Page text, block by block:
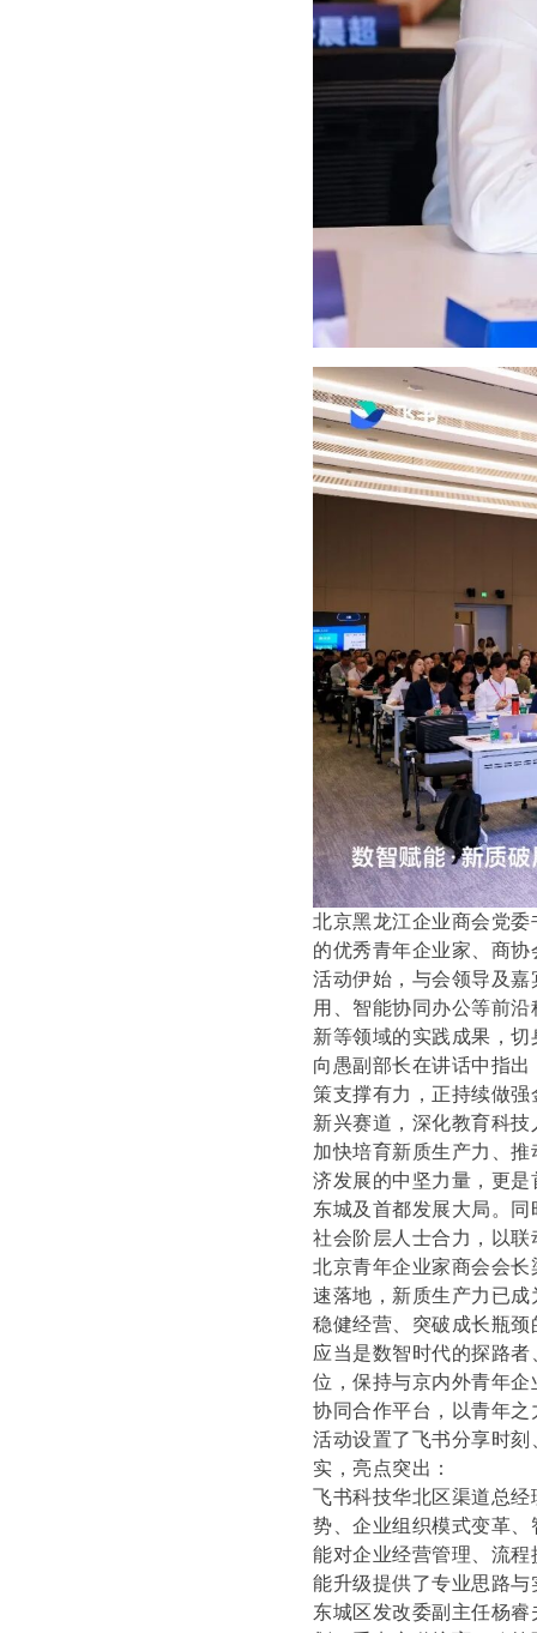
北京黑龙江企业商会党
的优秀青年企业家、商
活动伊始，与会领导及
用、智能协同办公等前
新等领域的实践成果，
向愚副部长在讲话中指
策支撑有力，正持续做
新兴赛道，深化教育科
加快培育新质生产力、
济发展的中坚力量，更
东城及首都发展大局。
社会阶层人士合力，以
北京青年企业家商会会
速落地，新质生产力已
稳健经营、突破成长瓶
应当是数智时代的探路
位，保持与京内外青年
协同合作平台，以青年
活动设置了飞书分享时
实，亮点突出：
飞书科技华北区渠道总
势、企业组织模式变革
能对企业经营管理、流
能升级提供了专业思路与
东城区发改委副主任杨